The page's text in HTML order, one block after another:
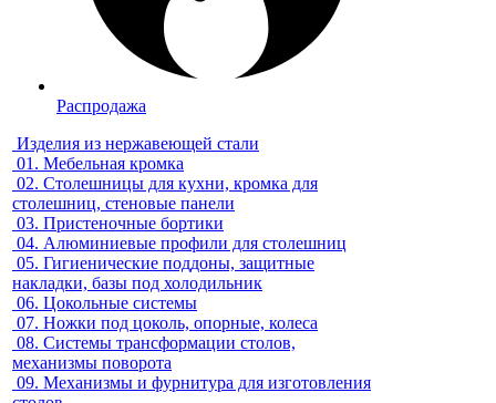
Распродажа
Изделия из нержавеющей стали
01. Мебельная кромка
02. Столешницы для кухни, кромка для
столешниц, стеновые панели
03. Пристеночные бортики
04. Алюминиевые профили для столешниц
05. Гигиенические поддоны, защитные
накладки, базы под холодильник
06. Цокольные системы
07. Ножки под цоколь, опорные, колеса
08. Системы трансформации столов,
механизмы поворота
09. Механизмы и фурнитура для изготовления